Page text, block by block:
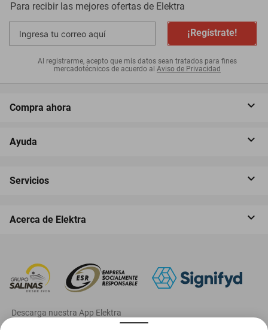
Para recibir las mejores ofertas de Elektra
¡Regístrate!
Al registrarme, acepto que mis datos sean tratados para fines
mercadotécnicos de acuerdo al Aviso de Privacidad
Compra ahora
Ayuda
Servicios
Acerca de Elektra
‎ Descarga nuestra App Elektra